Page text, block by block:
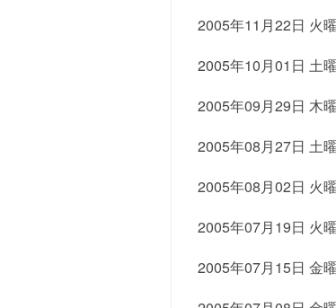
2005年11月22日 火
2005年10月01日 土
2005年09月29日 木
2005年08月27日 土
2005年08月02日 火
2005年07月19日 火
2005年07月15日 金